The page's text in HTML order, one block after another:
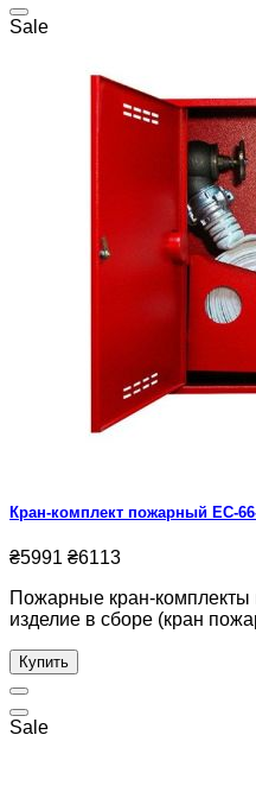
Sale
Кран-комплект пожарный ЕС-
₴5991 ₴6113
Пожарные кран-комплекты
изделие в сборе (кран
Купить
Sale